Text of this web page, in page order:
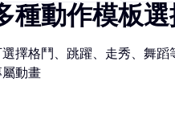
種動作模板
選擇格鬥、跳躍、走秀、舞
屬動畫